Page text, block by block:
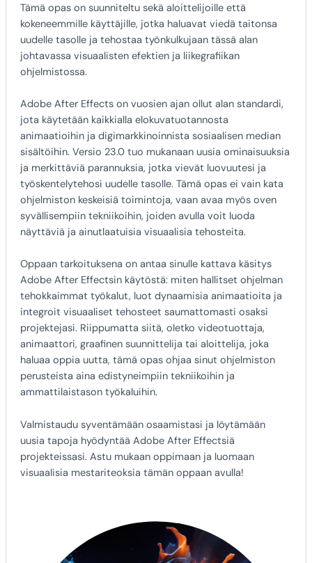
Tämä opas on suunniteltu sekä aloittelijoille että
kokeneemmille käyttäjille, jotka haluavat viedä taitonsa
uudelle tasolle ja tehostaa työnkulkujaan tässä alan
johtavassa visuaalisten efektien ja liikegrafiikan
ohjelmistossa.
Adobe After Effects on vuosien ajan ollut alan standardi,
jota käytetään kaikkialla elokuvatuotannosta
animaatioihin ja digimarkkinoinnista sosiaalisen median
sisältöihin. Versio 23.0 tuo mukanaan uusia ominaisuuksia
ja merkittäviä parannuksia, jotka vievät luovuutesi ja
työskentelytehosi uudelle tasolle. Tämä opas ei vain kata
ohjelmiston keskeisiä toimintoja, vaan avaa myös oven
syvällisempiin tekniikoihin, joiden avulla voit luoda
näyttäviä ja ainutlaatuisia visuaalisia tehosteita.
Oppaan tarkoituksena on antaa sinulle kattava käsitys
Adobe After Effectsin käytöstä: miten hallitset ohjelman
tehokkaimmat työkalut, luot dynaamisia animaatioita ja
integroit visuaaliset tehosteet saumattomasti osaksi
projektejasi. Riippumatta siitä, oletko videotuottaja,
animaattori, graafinen suunnittelija tai aloittelija, joka
haluaa oppia uutta, tämä opas ohjaa sinut ohjelmiston
perusteista aina edistyneimpiin tekniikoihin ja
ammattilaistason työkaluihin.
Valmistaudu syventämään osaamistasi ja löytämään
uusia tapoja hyödyntää Adobe After Effectsiä
projekteissasi. Astu mukaan oppimaan ja luomaan
visuaalisia mestariteoksia tämän oppaan avulla!